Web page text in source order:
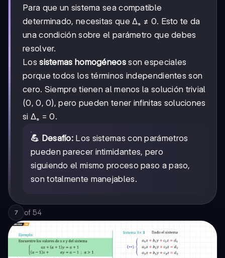
Para que un sistema sea compatible
determinado, necesitas que Δₛ ≠ 0. Esto te da
una condición sobre el parámetro que debes
resolver.
Lossistemas homogéneosson especiales
porque todos los términos independientes son
cero. Siempre tienen al menos la solución trivial
(0, 0, 0), pero pueden tener infinitas soluciones
si Δₛ = 0.
💪 Desafío: Los sistemas con parámetros
pueden parecer intimidantes, pero
siguiendo el mismo proceso paso a paso,
son totalmente manejables.
7 of 54